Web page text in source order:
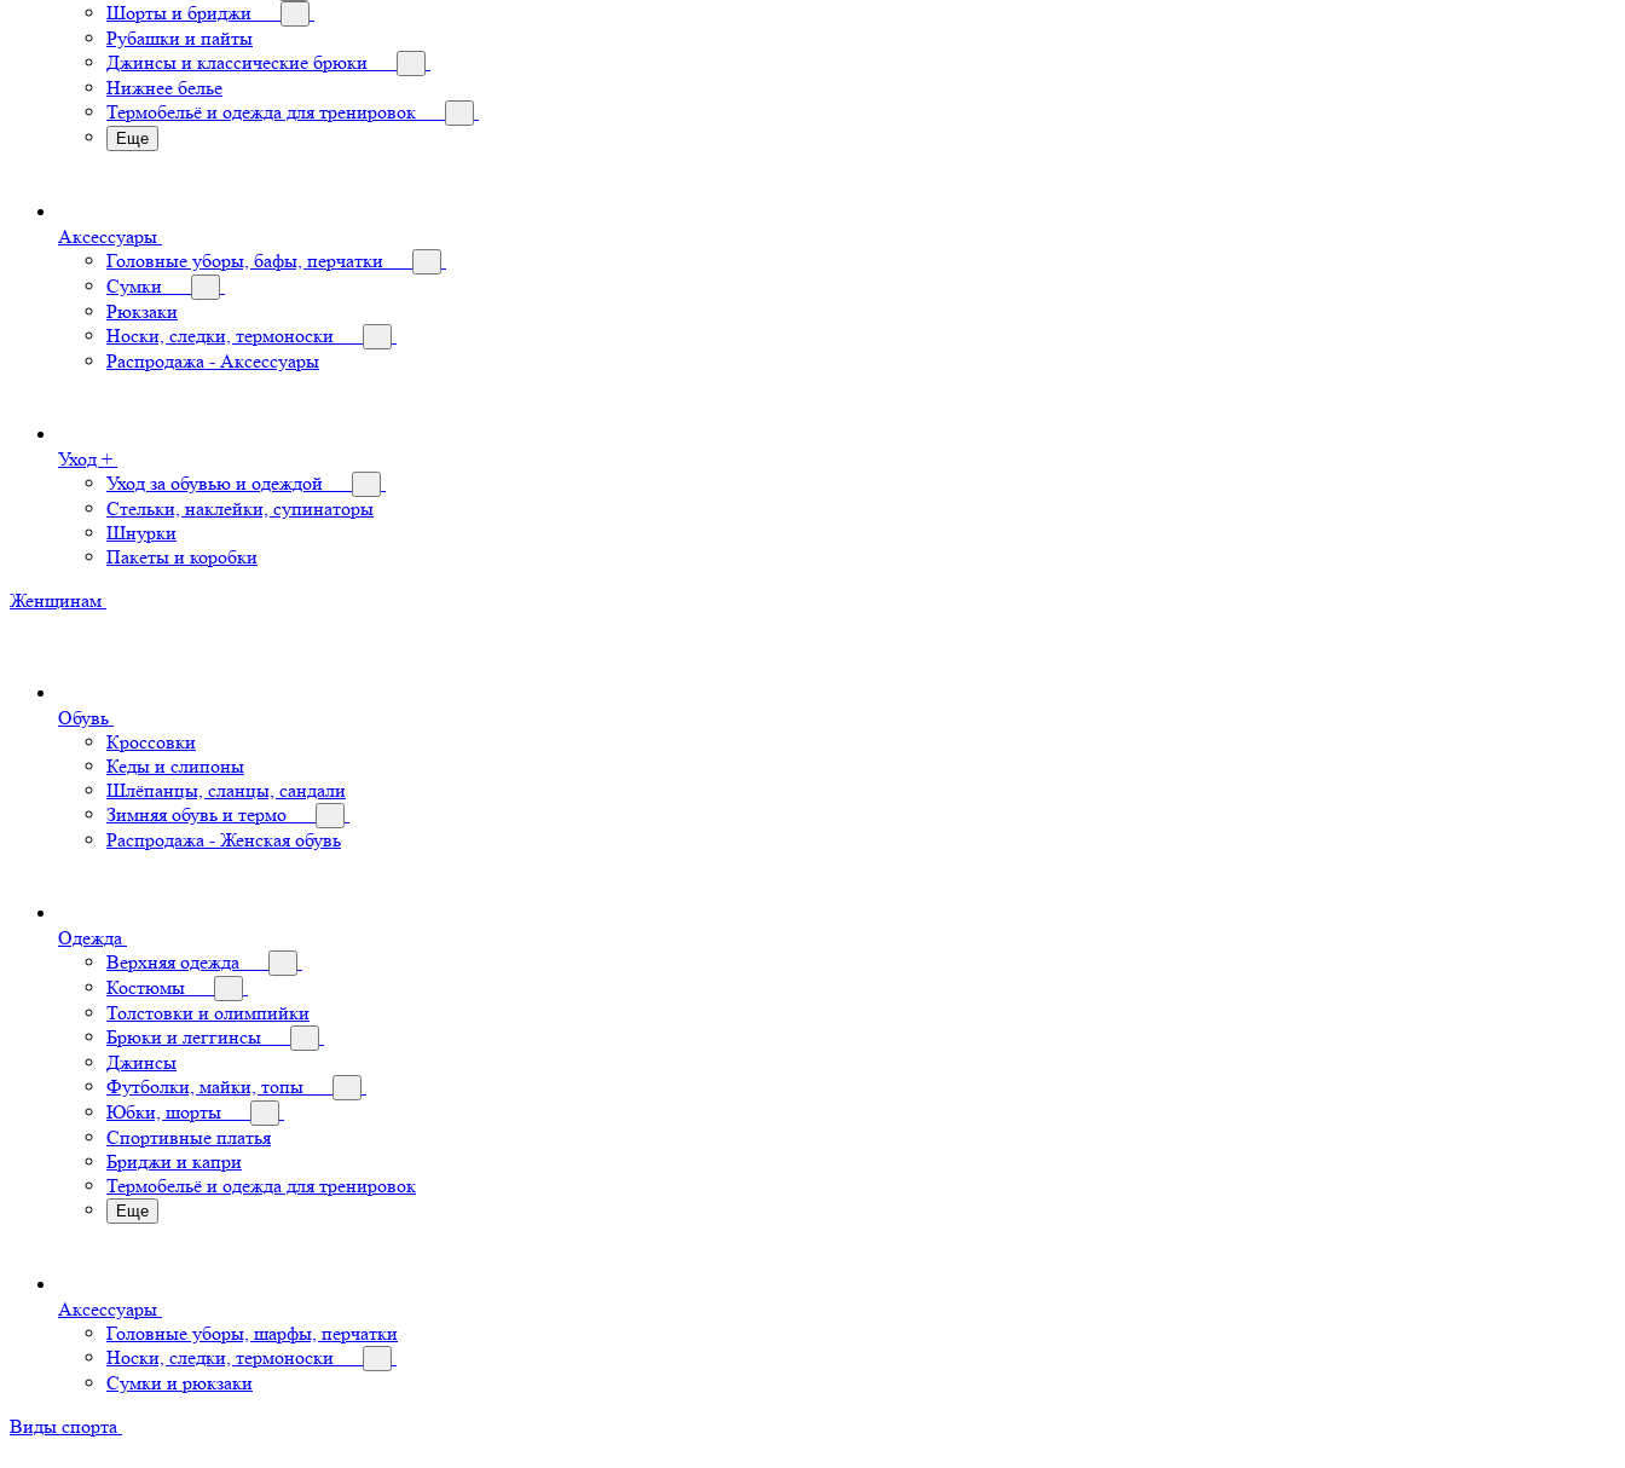
Шорты и бриджи
Рубашки и пайты
Джинсы и классические брюки
Нижнее белье
Термобельё и одежда для тренировок
Еще
Аксессуары
Головные уборы, бафы, перчатки
Сумки
Рюкзаки
Носки, следки, термоноски
Распродажа - Аксессуары
Уход +
Уход за обувью и одеждой
Стельки, наклейки, супинаторы
Шнурки
Пакеты и коробки
Женщинам
Обувь
Кроссовки
Кеды и слипоны
Шлёпанцы, сланцы, сандали
Зимняя обувь и термо
Распродажа - Женская обувь
Одежда
Верхняя одежда
Костюмы
Толстовки и олимпийки
Брюки и леггинсы
Джинсы
Футболки, майки, топы
Юбки, шорты
Спортивные платья
Бриджи и капри
Термобельё и одежда для тренировок
Еще
Аксессуары
Головные уборы, шарфы, перчатки
Носки, следки, термоноски
Сумки и рюкзаки
Виды спорта